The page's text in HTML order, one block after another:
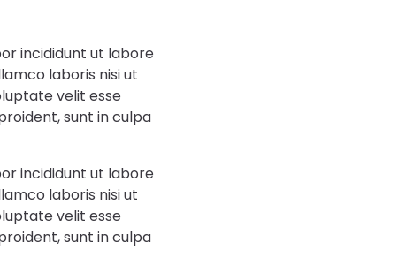
incididunt ut labore
laboris nisi ut
velit esse
sunt in culpa
incididunt ut labore
laboris nisi ut
velit esse
sunt in culpa